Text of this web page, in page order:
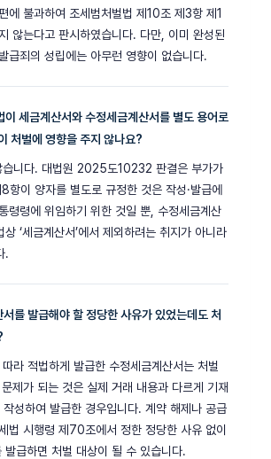
에 불과하여 조세범처벌법 제10조 제3항 제1
않는다고 판시하였습니다. 다만, 이미 완성된
급죄의 성립에는 아무런 영향이 없습니다.
세금계산서와 수정세금계산서를 별도 용어로
처벌에 영향을 주지 않나요?
습니다. 대법원 2025도10232 판결은 부가가
항이 양자를 별도로 규정한 것은 작성·발급에
령령에 위임하기 위한 것일 뿐, 수정세금계산
상 ‘세금계산서’에서 제외하려는 취지가 아니라
.
를 발급해야 할 정당한 사유가 있었는데도 처
라 적법하게 발급한 수정세금계산서는 처벌
제가 되는 것은 실제 거래 내용과 다르게 기재
작성하여 발급한 경우입니다. 계약 해제나 공급
법 시행령 제70조에서 정한 정당한 사유 없이
발급하면 처벌 대상이 될 수 있습니다.